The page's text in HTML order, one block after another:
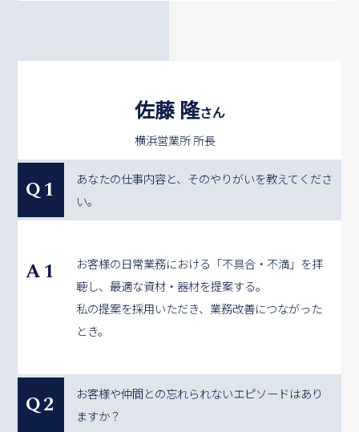
佐藤 隆さん
横浜営業所 所長
Q1
あなたの仕事内容と、そのやりがいを教えてくださ
い。
A1
お客様の日常業務における「不具合・不満」を拝
聴し、最適な資材・器材を提案する。
私の提案を採用いただき、業務改善につながった
とき。
Q2
お客様や仲間との忘れられないエピソードはあり
ますか？